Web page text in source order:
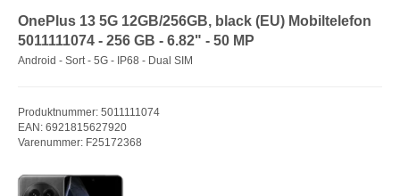
OnePlus 13 5G 12GB/256GB, black (EU) Mobiltelefon
5011111074 - 256 GB - 6.82" - 50 MP
Android - Sort - 5G - IP68 - Dual SIM
Produktnummer: 5011111074
EAN: 6921815627920
Varenummer: F25172368